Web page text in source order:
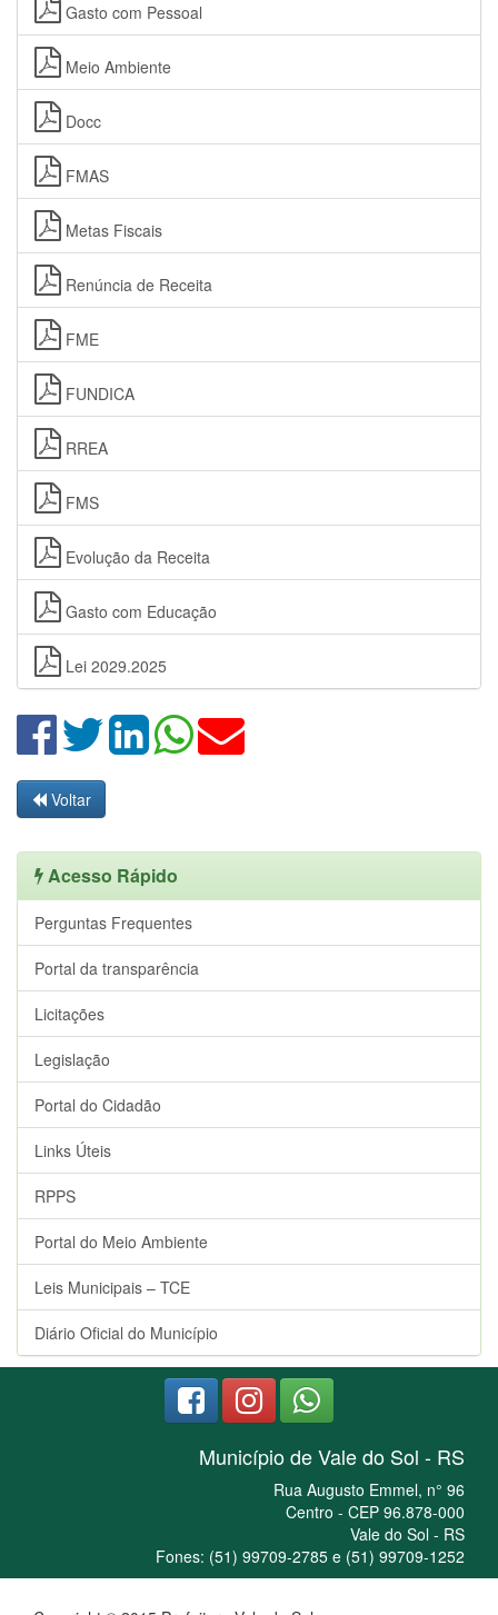
Gasto com Pessoal
Meio Ambiente
Docc
FMAS
Metas Fiscais
Renúncia de Receita
FME
FUNDICA
RREA
FMS
Evolução da Receita
Gasto com Educação
Lei 2029.2025
Voltar
Acesso Rápido
Perguntas Frequentes
Portal da transparência
Licitações
Legislação
Portal do Cidadão
Links Úteis
RPPS
Portal do Meio Ambiente
Leis Municipais – TCE
Diário Oficial do Município
Município de Vale do Sol - RS
Rua Augusto Emmel, n° 96
Centro - CEP 96.878-000
Vale do Sol - RS
Fones: (51) 99709-2785 e (51) 99709-1252